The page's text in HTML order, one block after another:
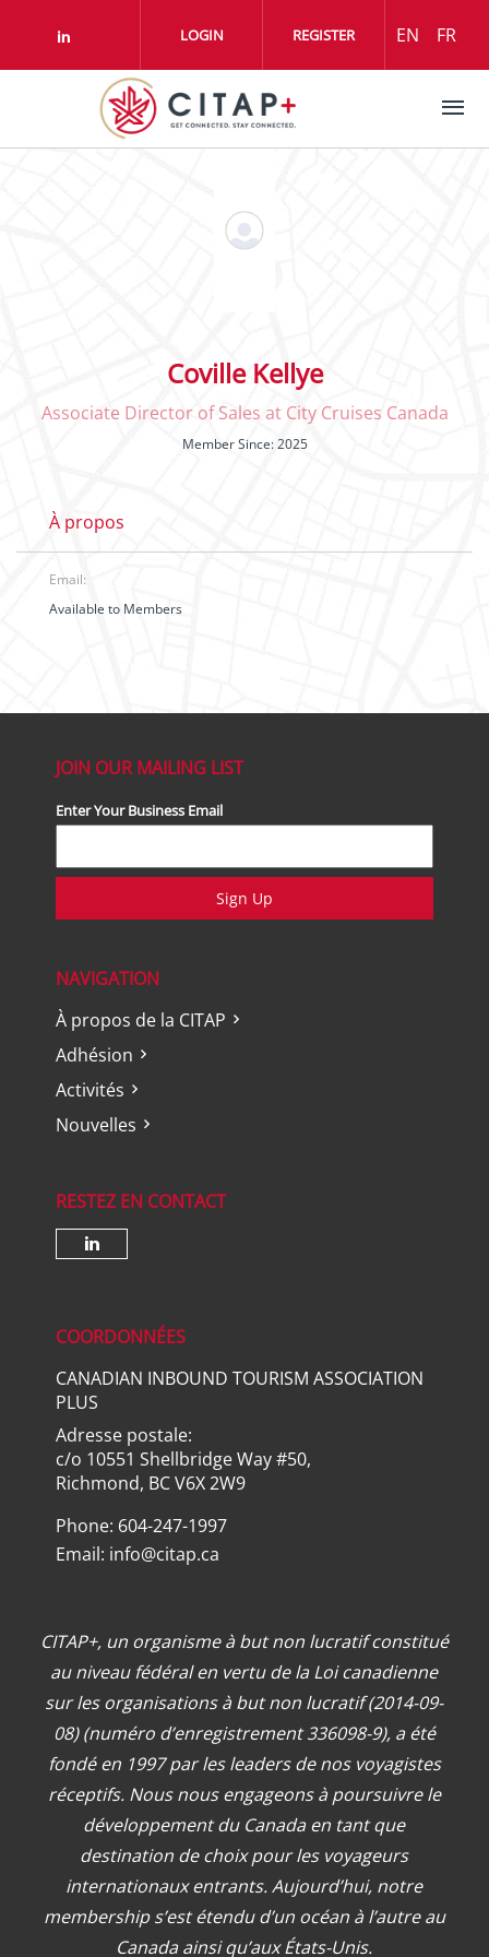
Check our social media on linkedin
LOGIN REGISTER EN FR
Coville Kellye
Associate Director of Sales at City Cruises Canada
Member Since: 2025
À propos
Email:
Available to Members
JOIN OUR MAILING LIST
Enter Your Business Email
Sign Up
NAVIGATION
À propos de la CITAP
Adhésion
Activités
Nouvelles
RESTEZ EN CONTACT
COORDONNÉES
CANADIAN INBOUND TOURISM ASSOCIATION
PLUS
Adresse postale:
c/o 10551 Shellbridge Way #50,
Richmond, BC V6X 2W9
Phone: 604-247-1997
Email: info@citap.ca
CITAP+, un organisme à but non lucratif constitué
au niveau fédéral en vertu de la Loi canadienne
sur les organisations à but non lucratif (2014-09-
08) (numéro d’enregistrement 336098-9), a été
fondé en 1997 par les leaders de nos voyagistes
réceptifs. Nous nous engageons à poursuivre le
développement du Canada en tant que
destination de choix pour les voyageurs
internationaux entrants. Aujourd’hui, notre
membership s’est étendu d’un océan à l’autre au
Canada ainsi qu’aux États-Unis.